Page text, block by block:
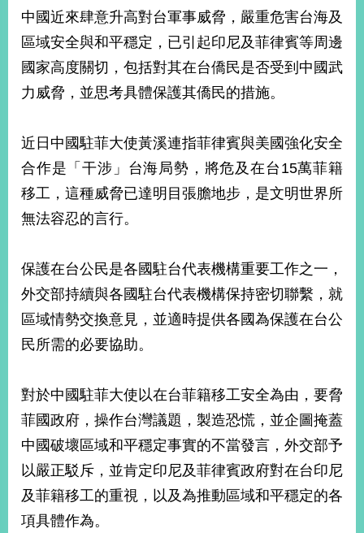
台
海
平
護
回
頁
網
站
覽
關
本
部
新
中
外
交
資
訊
國
與
中國近來肆意升高對台軍事威脅，嚴重危害台海及
區域安全與和平穩定，已引起印尼及菲律賓等周邊
國家高度關切，包括對其在台僑民是否受到中國武
力威脅，並思考具體保護其僑民的措施。
近日中國駐菲大使黃溪連指菲律賓與美國強化安全
合作是「干涉」台海局勢，將危及在台15萬菲籍
移工，這種威脅已達明目張膽地步，是文明世界所
無法容忍的言行。
保護在台公民是各國駐台代表機構重要工作之一，
外交部持續與各國駐台代表機構保持密切聯繫，就
區域情勢交換意見，並適時提供各國為保護在台公
民所需的必要協助。
對於中國駐菲大使以在台菲籍移工安全為由，要脅
菲國政府，操作台灣議題，製造恐慌，並企圖掩蓋
中國破壞區域和平穩定事實的不當發言，外交部予
以嚴正駁斥，並肯定印尼及菲律賓政府對在台印尼
及菲籍移工的重視，以及為推動區域和平穩定的各
項具體作為。